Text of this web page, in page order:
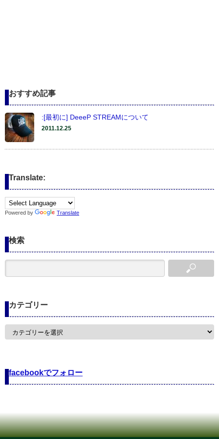
おすすめ記事
:[最初に] DeeeP STREAMについて
2011.12.25
Translate:
Powered by Translate
検索
カテゴリー
カ
facebookでフォロー